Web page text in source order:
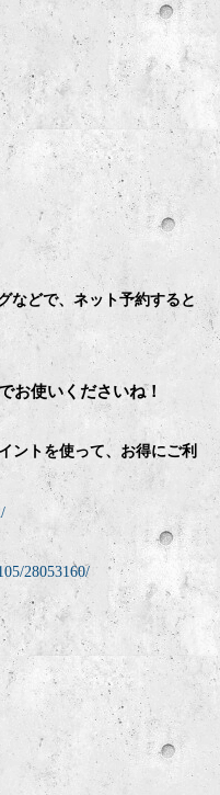
などで、ネット予約すると
お使いくださいね！
ントを使って、お得にご利
28053160/